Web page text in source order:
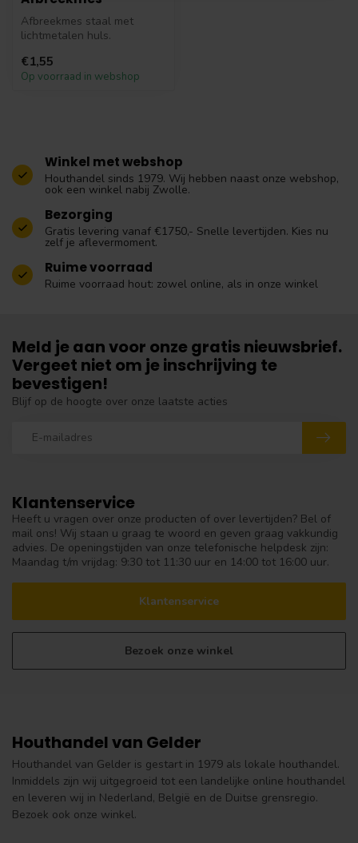
Afbreekmes staal met
lichtmetalen huls.
€1,55
Op voorraad in webshop
Winkel met webshop
Houthandel sinds 1979. Wij hebben naast onze webshop,
ook een winkel nabij Zwolle.
Bezorging
Gratis levering vanaf €1750,- Snelle levertijden. Kies nu
zelf je aflevermoment.
Ruime voorraad
Ruime voorraad hout: zowel online, als in onze winkel
Klantenservice
Heeft u vragen over onze producten of over levertijden? Bel of
mail ons! Wij staan u graag te woord en geven graag vakkundig
advies. De openingstijden van onze telefonische helpdesk zijn:
Maandag t/m vrijdag: 9:30 tot 11:30 uur en 14:00 tot 16:00 uur.
Klantenservice
Bezoek onze winkel
Meld je aan voor onze gratis nieuwsbrief.
Vergeet niet om je inschrijving te
bevestigen!
Blijf op de hoogte over onze laatste acties
Houthandel van Gelder
Houthandel van Gelder is gestart in 1979 als lokale houthandel.
Inmiddels zijn wij uitgegroeid tot een landelijke online houthandel
en leveren wij in Nederland, België en de Duitse grensregio.
Bezoek ook onze winkel.